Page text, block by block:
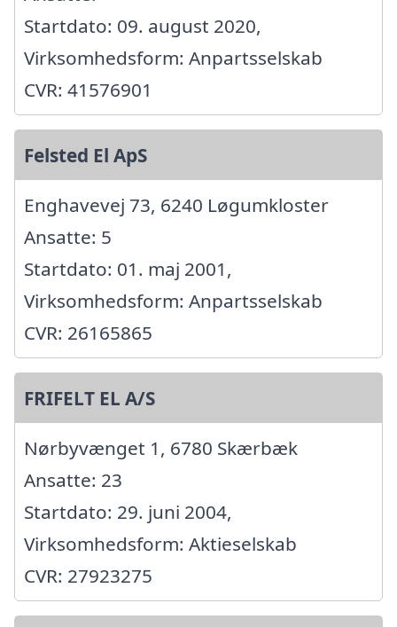
Startdato: 09. august 2020,
Virksomhedsform: Anpartsselskab
CVR: 41576901
Felsted El ApS
Enghavevej 73, 6240 Løgumkloster
Ansatte: 5
Startdato: 01. maj 2001,
Virksomhedsform: Anpartsselskab
CVR: 26165865
FRIFELT EL A/S
Nørbyvænget 1, 6780 Skærbæk
Ansatte: 23
Startdato: 29. juni 2004,
Virksomhedsform: Aktieselskab
CVR: 27923275